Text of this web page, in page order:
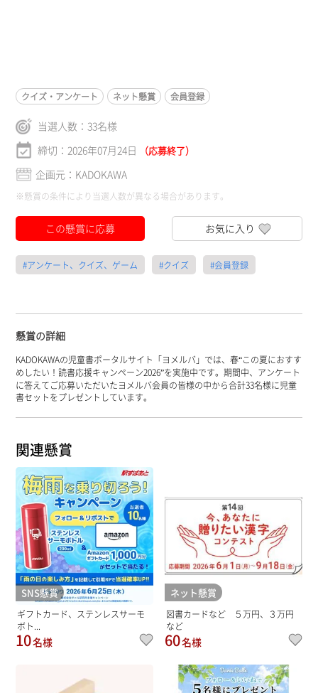
クイズ・アンケート ネット懸賞 会員登録
当選人数：33名様
締切：2026年07月24日
（応募終了）
企画元：KADOKAWA
※懸賞の条件により当選人数が異なる場合があります。
この懸賞に応募 お気に入り
#アンケート、クイズ、ゲーム #クイズ #会員登録
懸賞の詳細
KADOKAWAの児童書ポータルサイト「ヨメルバ」では、春“この夏におすす
めしたい！読書応援キャンペーン2026”を実施中です。期間中、アンケート
に答えてご応募いただいたヨメルバ会員の皆様の中から合計33名様に児童
書セットをプレゼントしています。
関連懸賞
SNS懸賞
ギフトカード、ステンレスサーモ
ボト...
10名様
ネット懸賞
図書カードなど ５万円、３万円
など
60名様